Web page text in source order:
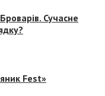
Сучасне
Fest»